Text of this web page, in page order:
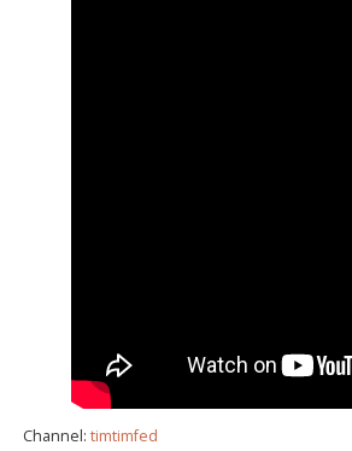
Channel: timtimfed